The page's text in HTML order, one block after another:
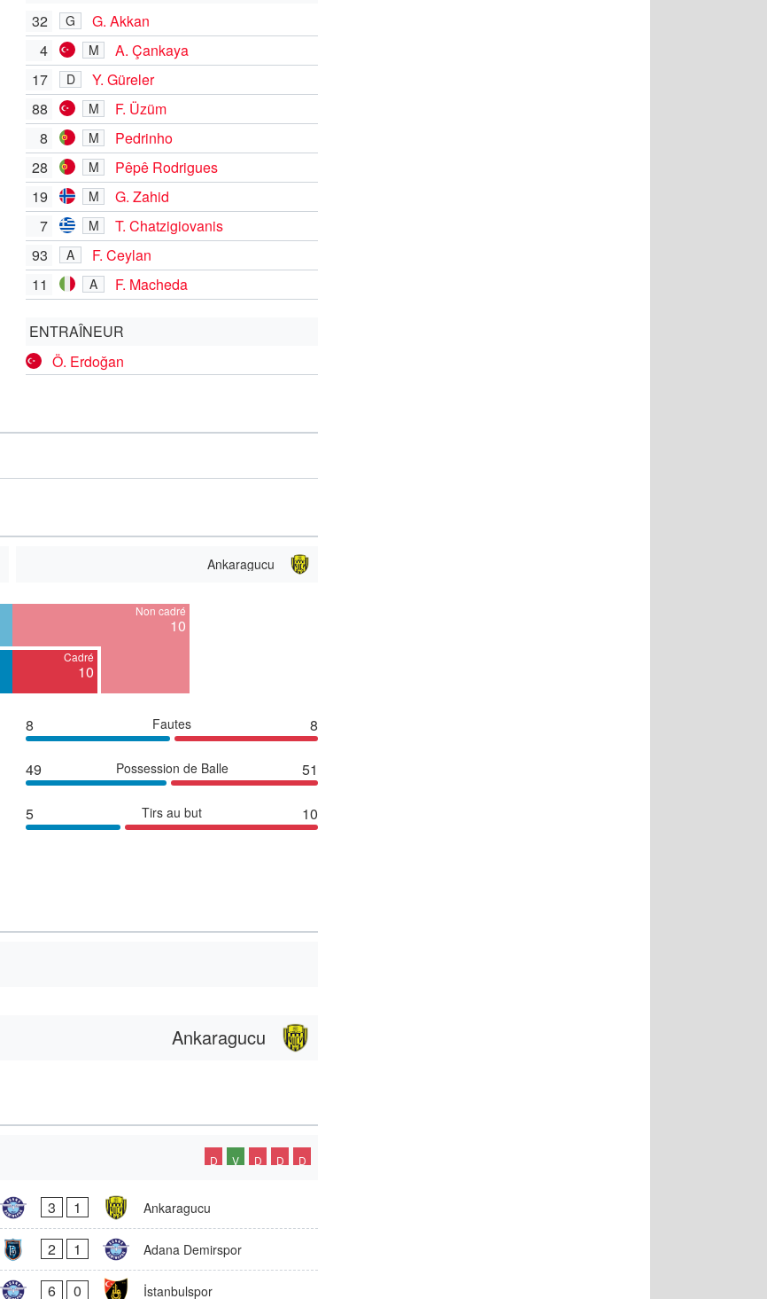
32
G
G. Akkan
4
M
A. Çankaya
17
D
Y. Güreler
88
M
F. Üzüm
8
M
Pedrinho
28
M
Pêpê Rodrigues
19
M
G. Zahid
7
M
T. Chatzigiovanis
93
A
F. Ceylan
11
A F. Macheda
ENTRAÎNEUR
Ö. Erdoğan
Ankaragucu
Cadré
10
Non cadré
10
8 Fautes 8
49 Possession de Balle 51
5 Tirs au but 10
Ankaragucu
D V D D D
3 1 Ankaragucu
2 1 Adana Demirspor
6 0 İstanbulspor